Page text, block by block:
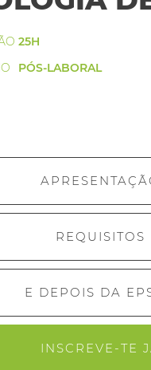
25H
PÓS-LABORAL
REQUISITOS
E DEPOIS DA
INSCREVE-TE